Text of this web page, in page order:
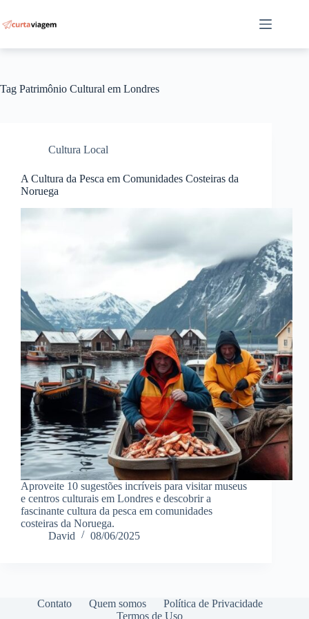
para
o
Tag Patrimônio Cultural em Londres
Cultura Local
A Cultura da Pesca em Comunidades Costeiras da
Noruega
Aproveite 10 sugestões incríveis para visitar museus
e centros culturais em Londres e descobrir a
fascinante cultura da pesca em comunidades
costeiras da Noruega.
David
08/06/2025
Contato Quem somos
Política de Privacidade
Termos de Uso